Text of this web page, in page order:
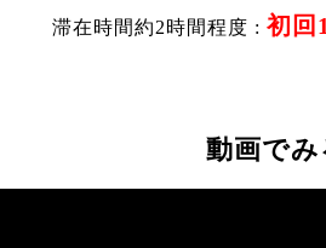
滞在時間約2時間程度 : 初回
動画でみ